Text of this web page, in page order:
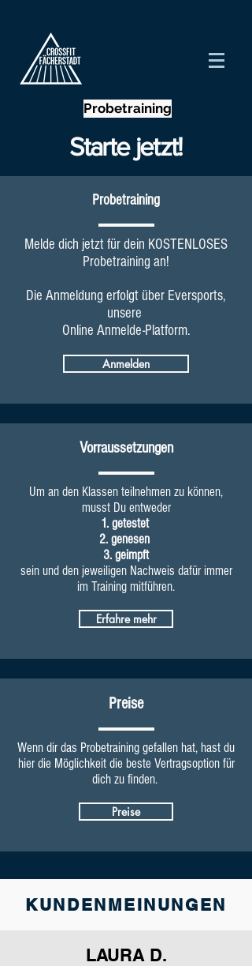
Probetraining
Starte jetzt!
Probetraining
Melde dich jetzt für dein KOSTENLOSES
Probetraining an!
Die Anmeldung erfolgt über Eversports,
unsere
Online Anmelde-Platform.
Anmelden
Vorraussetzungen
Um an den Klassen teilnehmen zu können,
musst Du entweder
1. getestet
2. genesen
3. geimpft
sein und den jeweiligen Nachweis dafür immer
im Training mitführen.
Erfahre mehr
Preise
Wenn dir das Probetraining gefallen hat, hast du
hier die Möglichkeit die beste Vertragsoption für
dich zu finden.
Preise
KUNDENMEINUNGEN
LAURA D.